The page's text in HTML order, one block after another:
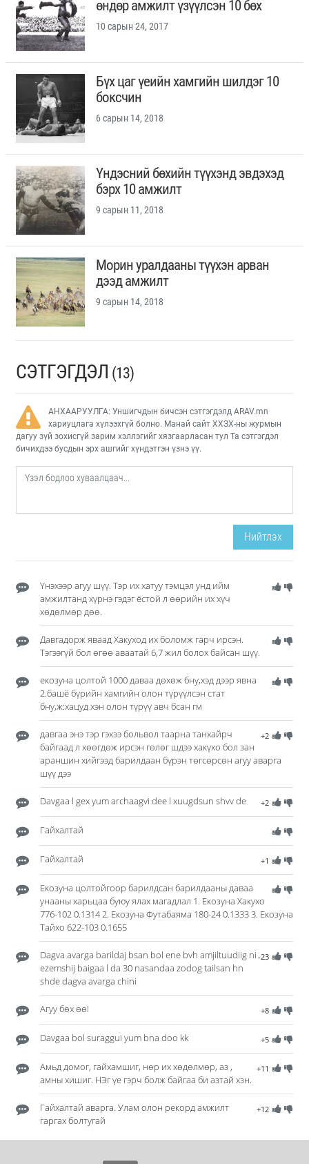
өндөр амжилт үзүүлсэн 10 бөх
10 сарын 24, 2017
Бүх цаг үеийн хамгийн шилдэг 10
боксчин
6 сарын 14, 2018
Үндэсний бөхийн түүхэнд эвдэхэд
бэрх 10 амжилт
9 сарын 11, 2018
Морин уралдааны түүхэн арван
дээд амжилт
9 сарын 14, 2018
СЭТГЭГДЭЛ (13)
АНХААРУУЛГА: Уншигчдын бичсэн сэтгэгдэлд ARAV.mn
хариуцлага хүлээхгүй болно. Манай сайт ХХЗХ-ны журмын
дагуу зүй зохисгүй зарим хэллэгийг хязгаарласан тул Та сэтгэгдэл
бичихдээ бусдын эрх ашгийг хүндэтгэн үзнэ үү.
Нийтлэх
Үнэхээр агуу шүү. Тэр их хатуу тэмцэл унд ийм
амжилтанд хүрнэ гэдэг ёстой л өөрийн их хүч
хөдөлмөр дөө.
Давгадорж яваад Хакуход их боломж гарч ирсэн.
Тэгээгүй бол өгөө аваатай 6,7 жил болох байсан шүү.
екозуна цолтой 1000 даваа дөхөж бну,хэд дээр явна
2.башё бүрийн хамгийн олон түрүүлсэн стат
бну,ж:хацуд хэн олон түрүү авч бсан гм
+2
давгаа энэ тэр гэхээ больвол таарна танхайрч
байгаад л хөөгдөж ирсэн гөлөг шдээ хакүхо бол зан
араншин хийгээд барилдаан бүрэн төгсөрсөн агуу аварга
шүү дээ
+2
Davgaa l gex yum archaagvi dee l xuugdsun shvv de
Гайхалтай
+1
Гайхалтай
Екозуна цолтойгоор барилдсан барилдааны даваа
унааны харьцаа буюу ялах магадлал 1. Екозуна Хакухо
776-102 0.1314 2. Екозуна Футабаяма 180-24 0.1333 3. Екозуна
Тайхо 622-103 0.1655
-23
Dagva avarga barildaj bsan bol ene bvh amjiltuudiig ni
ezemshij baigaa l da 30 nasandaa zodog tailsan hn
shde dagva avarga chini
+8
Агуу бөх өө!
+5
Davgaa bol suraggui yum bna doo kk
+11
Амьд домог, гайхамшиг, нөр их хөдөлмөр, аз ,
амны хишиг. НЭг үе гэрч болж байгаа би азтай хзн.
+12
Гайхалтай аварга. Улам олон рекорд амжилт
гаргах болтугай